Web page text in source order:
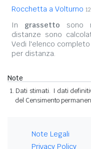
Rocchetta a Volturno
In grassetto sono
distanze sono
Vedi l'elenco
per distanza.
Note
Dati stimati. I dati
del Censimento
Note Legali
Privacy Policy